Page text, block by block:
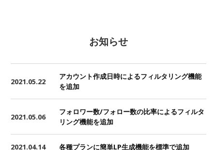
お知らせ
アカウント作成日時によるフィルタリング機能
を追加
2021.05.22
フォロワー数/フォロー数の比率によるフィルタ
リング機能を追加
2021.05.06
各種プランに簡単LP生成機能を標準で追加
2021.04.14